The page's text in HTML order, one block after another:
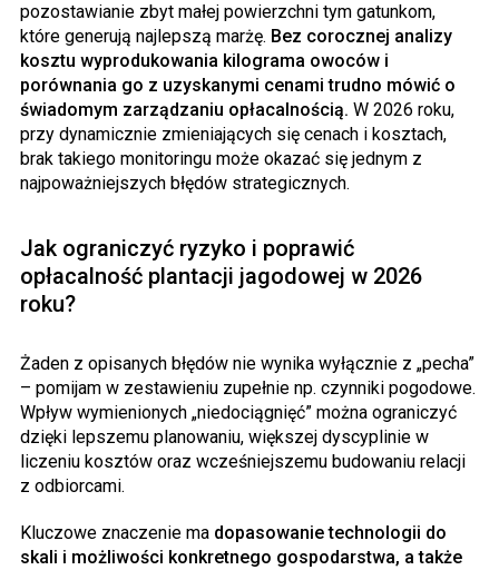
pozostawianie zbyt małej powierzchni tym gatunkom,
które generują najlepszą marżę. Bez corocznej analizy
kosztu wyprodukowania kilograma owoców i
porównania go z uzyskanymi cenami trudno mówić o
świadomym zarządzaniu opłacalnością. W 2026 roku,
przy dynamicznie zmieniających się cenach i kosztach,
brak takiego monitoringu może okazać się jednym z
najpoważniejszych błędów strategicznych.
Jak ograniczyć ryzyko i poprawić
opłacalność plantacji jagodowej w 2026
roku?
Żaden z opisanych błędów nie wynika wyłącznie z „pecha”
– pomijam w zestawieniu zupełnie np. czynniki pogodowe.
Wpływ wymienionych „niedociągnięć” można ograniczyć
dzięki lepszemu planowaniu, większej dyscyplinie w
liczeniu kosztów oraz wcześniejszemu budowaniu relacji
z odbiorcami.
Kluczowe znaczenie ma dopasowanie technologii do
skali i możliwości konkretnego gospodarstwa, a także